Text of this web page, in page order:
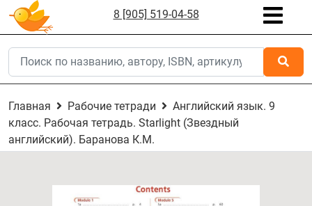
8 [905] 519-04-58
Главная Рабочие тетради
Английский язык. 9
класс. Рабочая тетрадь. Starlight (Звездный
английский). Баранова К.М.